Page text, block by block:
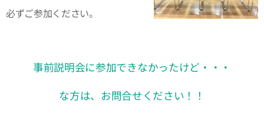
必ずご参加ください。
事前説明会に参加できなかったけど・・・
な方は、お問合せください！！